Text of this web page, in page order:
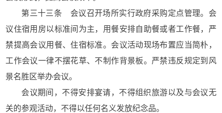
第三十三条 会议召开场所实行政府采购定点管理。会
议住宿用房以标准间为主，用餐安排自助餐或者工作餐，严
禁提高会议用餐、住宿标准。会议活动现场布置应当简朴，
工作会议一律不摆花草、不制作背景板。严禁违反规定到风
景名胜区举办会议。
会议期间，不得安排宴请，不得组织旅游以及与会议无
关的参观活动，不得以任何名义发放纪念品。